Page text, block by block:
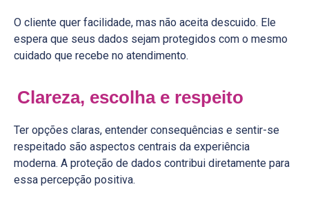
O cliente quer facilidade, mas não aceita descuido. Ele
espera que seus dados sejam protegidos com o mesmo
cuidado que recebe no atendimento.
Clareza, escolha e respeito
Ter opções claras, entender consequências e sentir-se
respeitado são aspectos centrais da experiência
moderna. A proteção de dados contribui diretamente para
essa percepção positiva.